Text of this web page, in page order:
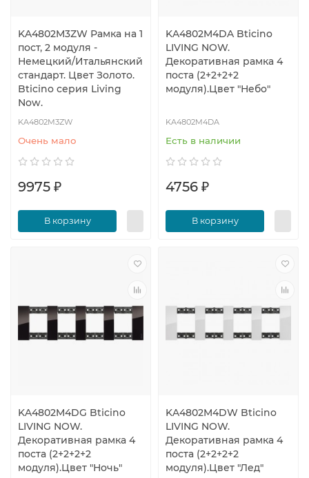
KA4802M3ZW Рамка на 1
пост, 2 модуля -
Немецкий/Итальянский
стандарт. Цвет Золото.
Bticino серия Living
Now.
KA4802M3ZW
Очень мало
9975 ₽
В корзину
KA4802M4DA Bticino
LIVING NOW.
Декоративная рамка 4
поста (2+2+2+2
модуля).Цвет "Небо"
KA4802M4DA
Есть в наличии
4756 ₽
В корзину
KA4802M4DG Bticino
LIVING NOW.
Декоративная рамка 4
поста (2+2+2+2
модуля).Цвет "Ночь"
KA4802M4DW Bticino
LIVING NOW.
Декоративная рамка 4
поста (2+2+2+2
модуля).Цвет "Лед"